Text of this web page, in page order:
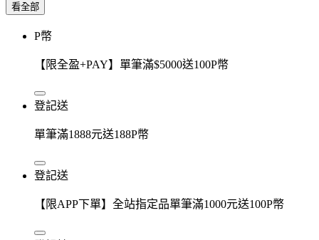
看全部
P幣
【限全盈+PAY】單筆滿$5000送100P幣
登記送
單筆滿1888元送188P幣
登記送
【限APP下單】全站指定品單筆滿1000元送100P幣